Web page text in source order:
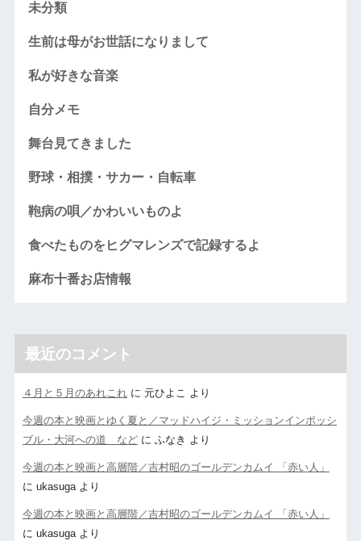
未分類
生前は母がお世話になりまして
私が好きな音楽
自分メモ
舞台見てきました
野球・相撲・サカー・自転車
鞄病の唄／かわいいものよ
食べたものをヒグマレンズで記録するよ
麻布十番お店情報
最近のコメント
４月と５月のあれこれに 元ひよこ より
今週の本と映画とゆく夏と／マッドハイジ・ミッションインポッシ
ブル・大河への道 などに ふなき より
今週の本と映画と高層階／吉村昭のゴールデンカムイ 「赤い人」
に ukasugaより
今週の本と映画と高層階／吉村昭のゴールデンカムイ 「赤い人」
に ukasugaより